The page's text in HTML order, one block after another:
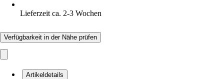
Lieferzeit ca. 2-3 Wochen
Verfügbarkeit in der Nähe prüfen
Artikeldetails